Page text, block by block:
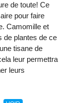
de toute! Ce
pour faire
Camomille et
de plantes de ce
tisane de
leur permettra
leurs